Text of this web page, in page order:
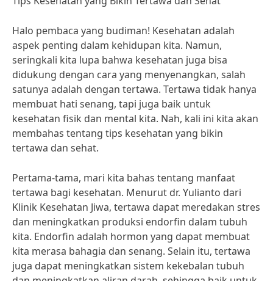
Halo pembaca yang budiman! Kesehatan adalah
aspek penting dalam kehidupan kita. Namun,
seringkali kita lupa bahwa kesehatan juga bisa
didukung dengan cara yang menyenangkan, salah
satunya adalah dengan tertawa. Tertawa tidak hanya
membuat hati senang, tapi juga baik untuk
kesehatan fisik dan mental kita. Nah, kali ini kita akan
membahas tentang tips kesehatan yang bikin
tertawa dan sehat.
Pertama-tama, mari kita bahas tentang manfaat
tertawa bagi kesehatan. Menurut dr. Yulianto dari
Klinik Kesehatan Jiwa, tertawa dapat meredakan stres
dan meningkatkan produksi endorfin dalam tubuh
kita. Endorfin adalah hormon yang dapat membuat
kita merasa bahagia dan senang. Selain itu, tertawa
juga dapat meningkatkan sistem kekebalan tubuh